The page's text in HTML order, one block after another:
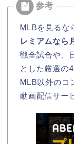
MLBを見るな
レミアムなら
戦全試合や、
とした厳選の
MLB以外のコ
動画配信サー